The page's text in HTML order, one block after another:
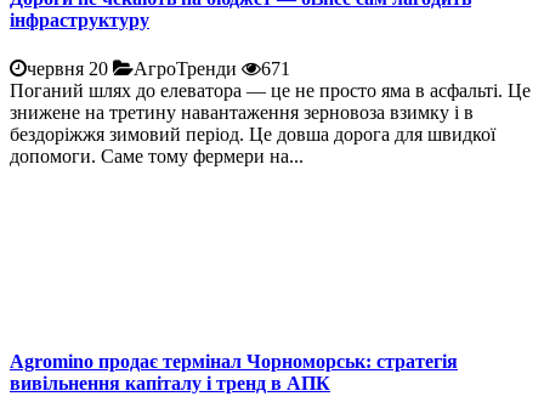
інфраструктуру
червня 20 АгроТренди
671
Поганий шлях до елеватора — це не просто яма в асфальті. Це
знижене на третину навантаження зерновоза взимку і в
бездоріжжя зимовий період. Це довша дорога для швидкої
допомоги. Саме тому фермери на...
Agromino продає термінал Чорноморськ: стратегія
вивільнення капіталу і тренд в АПК